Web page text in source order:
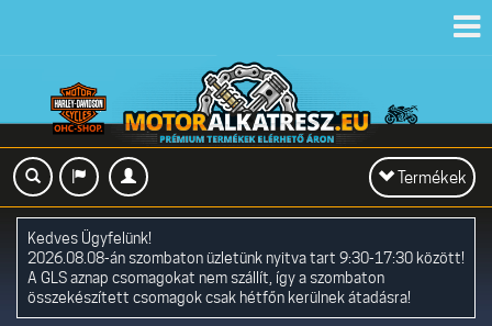
Toggle
navigation
Termékek
Kedves Ügyfelünk!
2026.08.08-án szombaton üzletünk nyitva tart 9:30-17:30 között!
A GLS aznap csomagokat nem szállít, így a szombaton
összekészített csomagok csak hétfőn kerülnek átadásra!